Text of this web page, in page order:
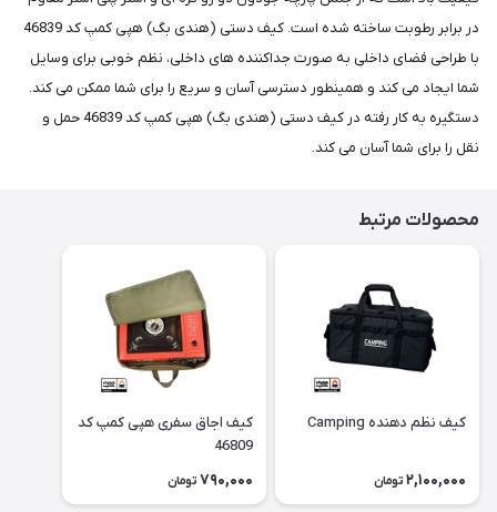
در برابر رطوبت ساخته شده است. کیف دستی (هندی بگ) هپی کمپ کد 46839
با طراحی فضای داخلی به صورت جداکننده های داخلی، نظم خوبی برای وسایل
شما ایجاد می کند و همینطور دسترسی آسان و سریع را برای شما ممکن می کند.
دستگیره به کار رفته در کیف دستی (هندی بگ) هپی کمپ کد 46839 حمل و
نقل را برای شما آسان می کند.
محصولات مرتبط
کیف نظم دهنده Camping
2,100,000 تومان
کیف اجاق سفری هپی کمپ کد
46809
790,000 تومان